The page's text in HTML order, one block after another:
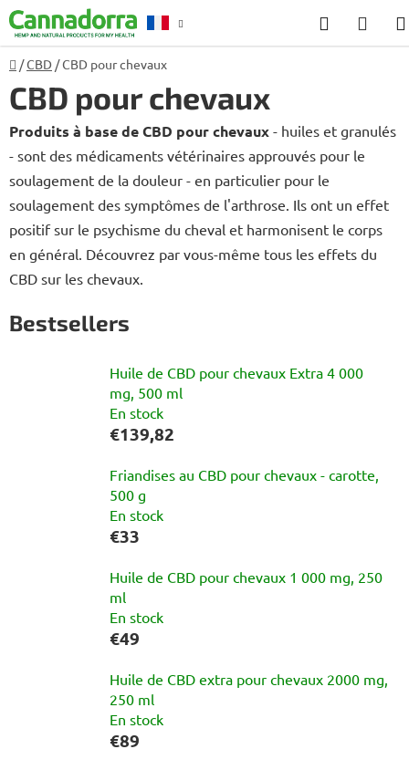
Aller
au
contenu
Accueil
/CBD /CBD pour chevaux
CBD pour chevaux
Produits à base de CBD pour chevaux - huiles et granulés
- sont des médicaments vétérinaires approuvés pour le
soulagement de la douleur - en particulier pour le
soulagement des symptômes de l'arthrose. Ils ont un effet
positif sur le psychisme du cheval et harmonisent le corps
en général. Découvrez par vous-même tous les effets du
CBD sur les chevaux.
Bestsellers
Huile de CBD pour chevaux Extra 4 000
mg, 500 ml
En stock
€139,82
Friandises au CBD pour chevaux - carotte,
500 g
En stock
€33
Huile de CBD pour chevaux 1 000 mg, 250
ml
En stock
€49
Huile de CBD extra pour chevaux 2000 mg,
250 ml
En stock
€89